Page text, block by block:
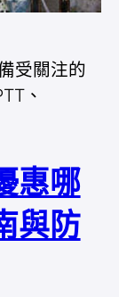
受關注的
、
惠哪
與防